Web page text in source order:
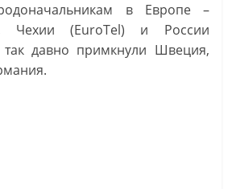
в Европе –
Чехии (EuroTel) и России
так давно примкнули Швеция,